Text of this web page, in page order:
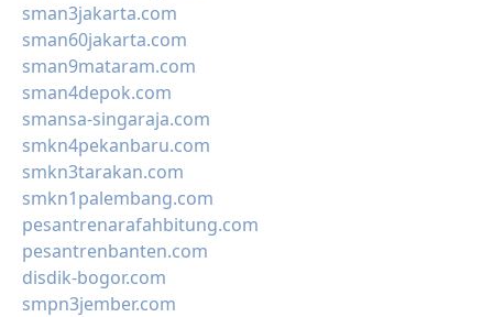
sman3jakarta.com
sman60jakarta.com
sman9mataram.com
sman4depok.com
smansa-singaraja.com
smkn4pekanbaru.com
smkn3tarakan.com
smkn1palembang.com
pesantrenarafahbitung.com
pesantrenbanten.com
disdik-bogor.com
smpn3jember.com